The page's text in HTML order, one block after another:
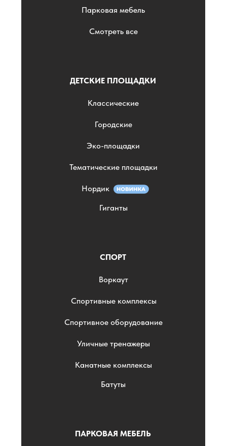
Парковая мебель
Смотреть все
ДЕТСКИЕ ПЛОЩАДКИ
Классические
Городские
Эко-площадки
Тематические площадки
Нордик
Гиганты
СПОРТ
Воркаут
Спортивные комплексы
Спортивное оборудование
Уличные тренажеры
Канатные комплексы
Батуты
ПАРКОВАЯ МЕБЕЛЬ